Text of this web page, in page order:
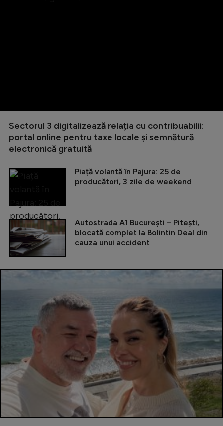
Sectorul 3 digitalizează relația cu contribuabilii:
portal online pentru taxe locale și semnătură
electronică gratuită
Piață volantă în Pajura: 25 de
producători, 3 zile de weekend
Autostrada A1 București – Pitești,
blocată complet la Bolintin Deal din
cauza unui accident